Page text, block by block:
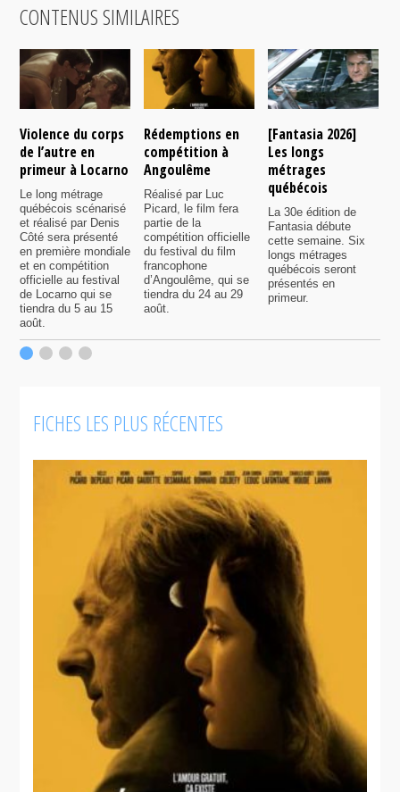
CONTENUS SIMILAIRES
Violence du corps
de l’autre en
primeur à Locarno
Le long métrage
québécois scénarisé
et réalisé par Denis
Côté sera présenté
en première mondiale
et en compétition
officielle au festival
de Locarno qui se
tiendra du 5 au 15
août.
Rédemptions en
compétition à
Angoulême
Réalisé par Luc
Picard, le film fera
partie de la
compétition officielle
du festival du film
francophone
d’Angoulême, qui se
tiendra du 24 au 29
août.
[Fantasia 2026]
Les longs
métrages
québécois
La 30e édition de
Fantasia débute
cette semaine. Six
longs métrages
québécois seront
présentés en
primeur.
FICHES LES PLUS RÉCENTES